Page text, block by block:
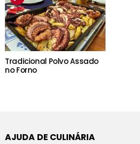
Tradicional Polvo Assado
no Forno
AJUDA DE CULINÁRIA